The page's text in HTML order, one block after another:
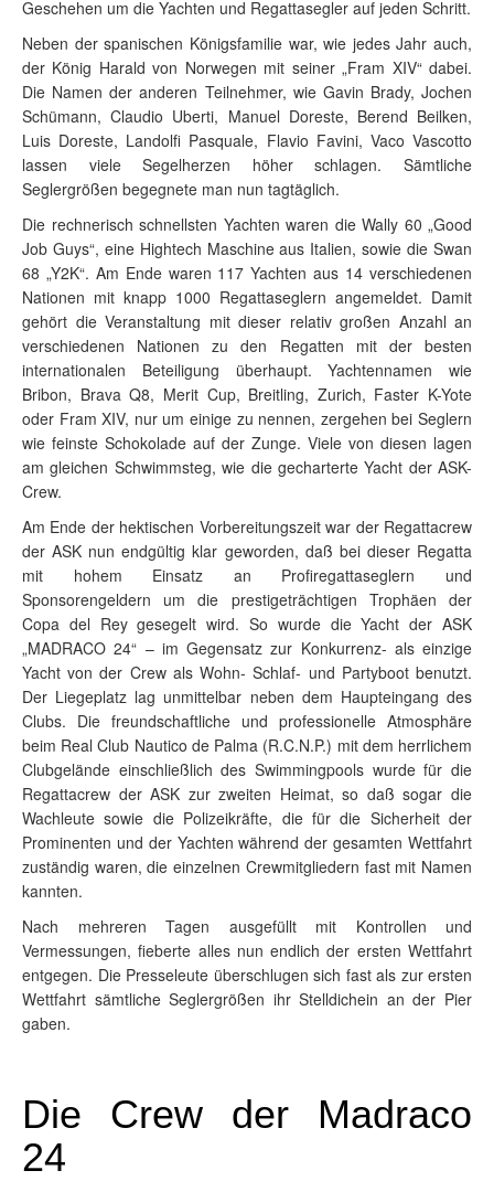
Geschehen um die Yachten und Regattasegler auf jeden Schritt.
Neben der spanischen Königsfamilie war, wie jedes Jahr auch,
der König Harald von Norwegen mit seiner „Fram XIV“ dabei.
Die Namen der anderen Teilnehmer, wie Gavin Brady, Jochen
Schümann, Claudio Uberti, Manuel Doreste, Berend Beilken,
Luis Doreste, Landolfi Pasquale, Flavio Favini, Vaco Vascotto
lassen viele Segelherzen höher schlagen. Sämtliche
Seglergrößen begegnete man nun tagtäglich.
Die rechnerisch schnellsten Yachten waren die Wally 60 „Good
Job Guys“, eine Hightech Maschine aus Italien, sowie die Swan
68 „Y2K“. Am Ende waren 117 Yachten aus 14 verschiedenen
Nationen mit knapp 1000 Regattaseglern angemeldet. Damit
gehört die Veranstaltung mit dieser relativ großen Anzahl an
verschiedenen Nationen zu den Regatten mit der besten
internationalen Beteiligung überhaupt. Yachtennamen wie
Bribon, Brava Q8, Merit Cup, Breitling, Zurich, Faster K-Yote
oder Fram XIV, nur um einige zu nennen, zergehen bei Seglern
wie feinste Schokolade auf der Zunge. Viele von diesen lagen
am gleichen Schwimmsteg, wie die gecharterte Yacht der ASK-
Crew.
Am Ende der hektischen Vorbereitungszeit war der Regattacrew
der ASK nun endgültig klar geworden, daß bei dieser Regatta
mit hohem Einsatz an Profiregattaseglern und
Sponsorengeldern um die prestigeträchtigen Trophäen der
Copa del Rey gesegelt wird. So wurde die Yacht der ASK
„MADRACO 24“ – im Gegensatz zur Konkurrenz- als einzige
Yacht von der Crew als Wohn- Schlaf- und Partyboot benutzt.
Der Liegeplatz lag unmittelbar neben dem Haupteingang des
Clubs. Die freundschaftliche und professionelle Atmosphäre
beim Real Club Nautico de Palma (R.C.N.P.) mit dem herrlichem
Clubgelände einschließlich des Swimmingpools wurde für die
Regattacrew der ASK zur zweiten Heimat, so daß sogar die
Wachleute sowie die Polizeikräfte, die für die Sicherheit der
Prominenten und der Yachten während der gesamten Wettfahrt
zuständig waren, die einzelnen Crewmitgliedern fast mit Namen
kannten.
Nach mehreren Tagen ausgefüllt mit Kontrollen und
Vermessungen, fieberte alles nun endlich der ersten Wettfahrt
entgegen. Die Presseleute überschlugen sich fast als zur ersten
Wettfahrt sämtliche Seglergrößen ihr Stelldichein an der Pier
gaben.
Die Crew der Madraco
24